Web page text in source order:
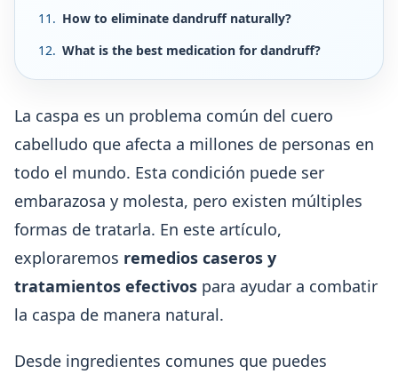
How to eliminate dandruff naturally?
What is the best medication for dandruff?
La caspa es un problema común del cuero
cabelludo que afecta a millones de personas en
todo el mundo. Esta condición puede ser
embarazosa y molesta, pero existen múltiples
formas de tratarla. En este artículo,
exploraremos remedios caseros y
tratamientos efectivos para ayudar a combatir
la caspa de manera natural.
Desde ingredientes comunes que puedes